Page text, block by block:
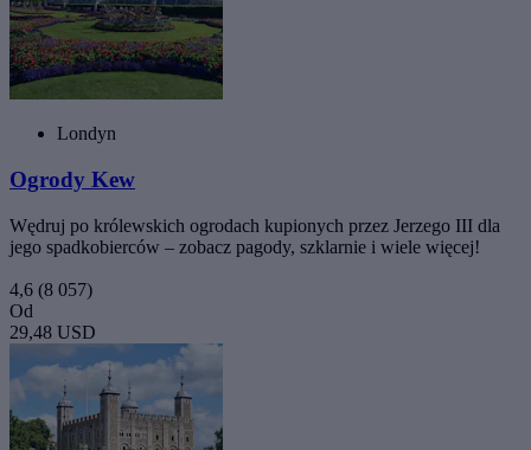
Londyn
Ogrody Kew
Wędruj po królewskich ogrodach kupionych przez Jerzego III dla
jego spadkobierców – zobacz pagody, szklarnie i wiele więcej!
4,6 (8 057)
Od
29,48 USD